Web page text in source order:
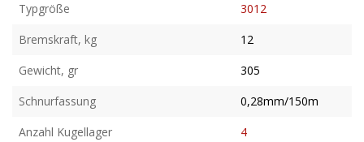
Typgröße
3012
Bremskraft, kg
12
Gewicht, gr
305
Schnurfassung
0,28mm/150m
Anzahl Kugellager
4